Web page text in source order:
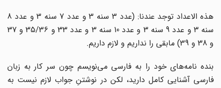
هذه الاعداد توجد عندنا: (عدد 3 سنه 3 و عدد 7 سنه 3 و عدد 8
سنه 3 و عدد 9 سنه 3 و عدد 10 سنه 3 و عدد 33 و 35/36 و 37
بنده نامه‌های خود را به فارسی می‌نویسم چون سر کار به زبان
فارسی آشنایی کامل دارید، لکن در نوشتنِ جواب لازم نیست به